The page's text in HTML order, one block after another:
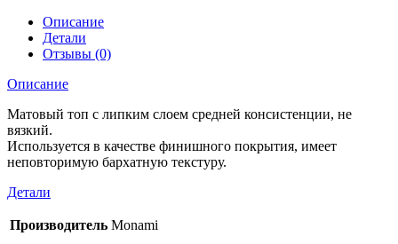
Описание
Детали
Отзывы (0)
Описание
Матовый топ с липким слоем средней консистенции, не
вязкий.
Используется в качестве финишного покрытия, имеет
неповторимую бархатную текстуру.
Детали
Производитель Monami